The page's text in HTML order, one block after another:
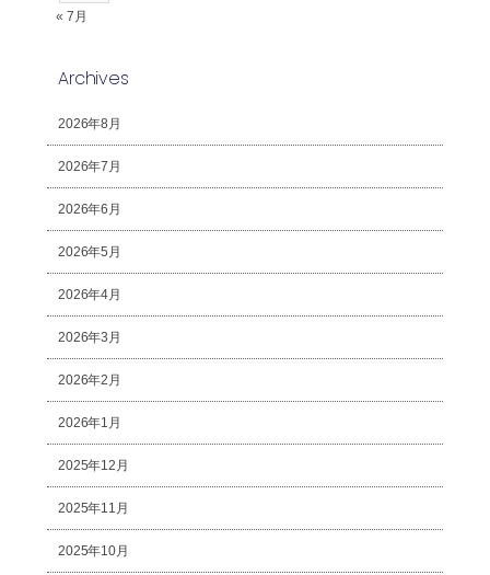
« 7月
Archives
2026年8月
2026年7月
2026年6月
2026年5月
2026年4月
2026年3月
2026年2月
2026年1月
2025年12月
2025年11月
2025年10月